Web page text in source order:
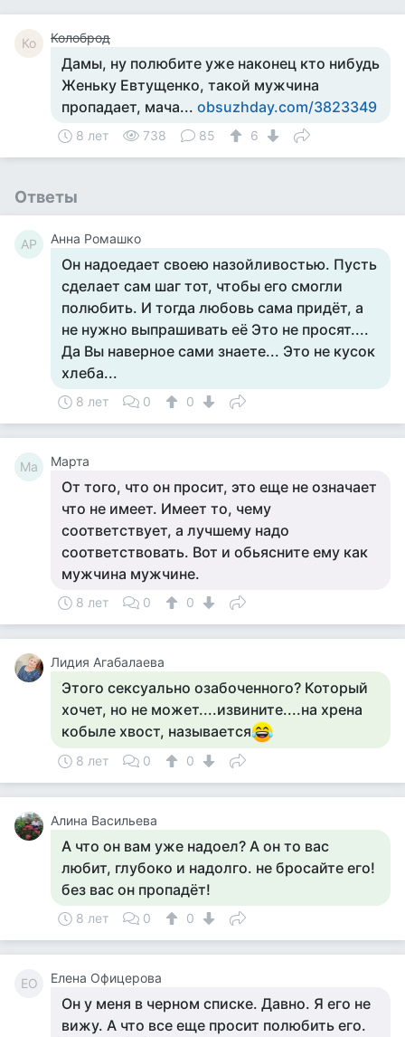
Ко Колоброд
Дамы, ну полюбите уже наконец кто нибудь
Женьку Евтущенко, такой мужчина
пропадает, мача... obsuzhday.com/3823349
8 лет 738 85 6
Ответы
АР Анна Ромашко
Он надоедает своею назойливостью. Пусть
сделает сам шаг тот, чтобы его смогли
полюбить. И тогда любовь сама придёт, а
не нужно выпрашивать её Это не просят....
Да Вы наверное сами знаете... Это не кусок
хлеба...
8 лет 0 0
Ма Марта
От того, что он просит, это еще не означает
что не имеет. Имеет то, чему
соответствует, а лучшему надо
соответствовать. Вот и обьясните ему как
мужчина мужчине.
8 лет 0 0
Лидия Агабалаева
Этого сексуально озабоченного? Который
хочет, но не может....извините....на хрена
кобыле хвост, называется
8 лет 0 0
Алина Васильева
А что он вам уже надоел? А он то вас
любит, глубоко и надолго. не бросайте его!
без вас он пропадёт!
8 лет 0 0
ЕО Елена Офицерова
Он у меня в черном списке. Давно. Я его не
вижу. А что все еще просит полюбить его.